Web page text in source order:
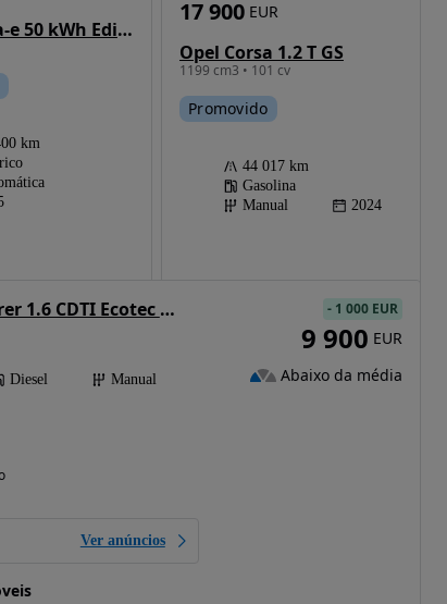
Opel Corsa-e 50 kWh Edition
km
Opel Corsa 1.2 T GS
1199 cm3 • 101 cv
17 900 EUR
Promovido
44 017 km
Gasolina
Manual
2024
Opel Astra Sports Tourer 1.6 CDTI Ecotec Business Edition S/S
Diesel
Manual
Ver anúncios
- 1 000 EUR
9 900 EUR
Abaixo da média